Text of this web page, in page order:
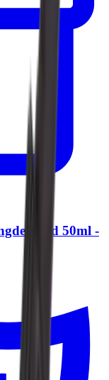
Huid 50ml -